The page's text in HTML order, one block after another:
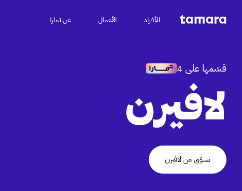
للأفراد الأعمال عن تمارا
قسّمها على 4
لافيرن
تسوّق من لافيرن